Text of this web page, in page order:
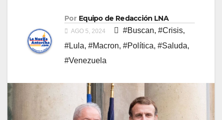
Por Equipo de Redacción LNA
AGO 5, 2024 #Buscan, #Crisis,
#Lula, #Macron, #Política, #Saluda,
#Venezuela